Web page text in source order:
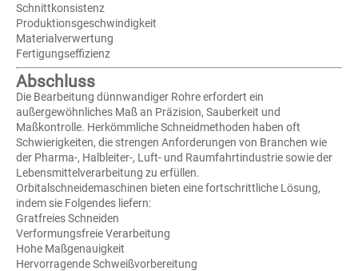
Schnittkonsistenz
Produktionsgeschwindigkeit
Materialverwertung
Fertigungseffizienz
Abschluss
Die Bearbeitung dünnwandiger Rohre erfordert ein
außergewöhnliches Maß an Präzision, Sauberkeit und
Maßkontrolle. Herkömmliche Schneidmethoden haben oft
Schwierigkeiten, die strengen Anforderungen von Branchen wie
der Pharma-, Halbleiter-, Luft- und Raumfahrtindustrie sowie der
Lebensmittelverarbeitung zu erfüllen.
Orbitalschneidemaschinen bieten eine fortschrittliche Lösung,
indem sie Folgendes liefern:
Gratfreies Schneiden
Verformungsfreie Verarbeitung
Hohe Maßgenauigkeit
Hervorragende Schweißvorbereitung